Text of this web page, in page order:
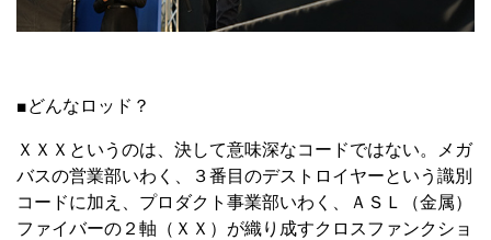
■どんなロッド？
ＸＸＸというのは、決して意味深なコードではない。メガ
バスの営業部いわく、３番目のデストロイヤーという識別
コードに加え、プロダクト事業部いわく、ＡＳＬ（金属）
ファイバーの２軸（ＸＸ）が織り成すクロスファンクショ